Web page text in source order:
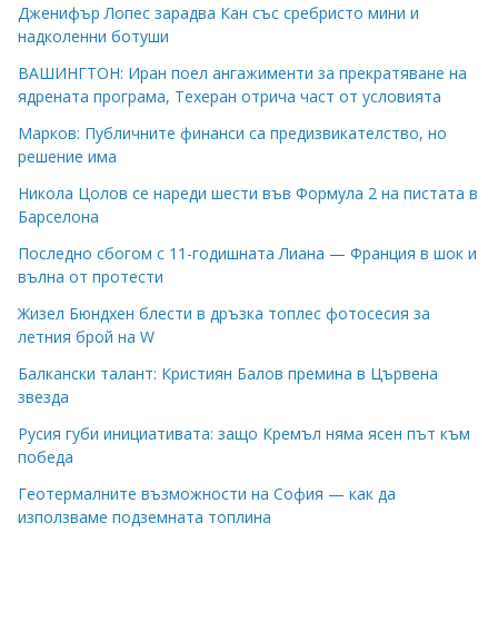
Дженифър Лопес зарадва Кан със сребристо мини и
надколенни ботуши
ВАШИНГТОН: Иран поел ангажименти за прекратяване на
ядрената програма, Техеран отрича част от условията
Марков: Публичните финанси са предизвикателство, но
решение има
Никола Цолов се нареди шести във Формула 2 на пистата в
Барселона
Последно сбогом с 11-годишната Лиана — Франция в шок и
вълна от протести
Жизел Бюндхен блести в дръзка топлес фотосесия за
летния брой на W
Балкански талант: Кристиян Балов премина в Цървена
звезда
Русия губи инициативата: защо Кремъл няма ясен път към
победа
Геотермалните възможности на София — как да
използваме подземната топлина